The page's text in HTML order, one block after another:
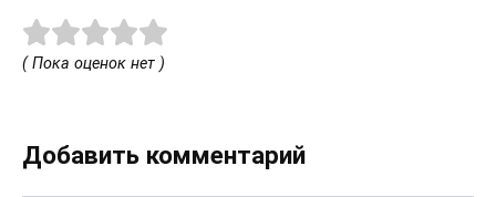
( Пока оценок нет )
Добавить комментарий